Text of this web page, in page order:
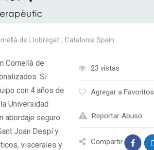
de Llobregat , Catalonia Spain
Cornellà de
Si
con 4 años de
Universidad
abordaje seguro
Joan Despí y
viscerales y
23 vistas
Agregar a Favoritos
Reportar Abuso
Compartir